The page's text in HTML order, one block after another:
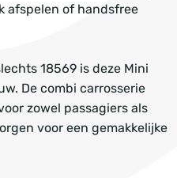
afspelen of handsfree
18569 is deze Mini
De combi carrosserie
zowel passagiers als
voor een gemakkelijke